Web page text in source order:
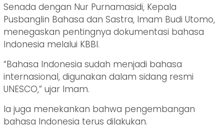
Senada dengan Nur Purnamasidi, Kepala
Pusbanglin Bahasa dan Sastra, Imam Budi Utomo,
menegaskan pentingnya dokumentasi bahasa
Indonesia melalui KBBI.
“Bahasa Indonesia sudah menjadi bahasa
internasional, digunakan dalam sidang resmi
UNESCO,” ujar Imam.
Ia juga menekankan bahwa pengembangan
bahasa Indonesia terus dilakukan.